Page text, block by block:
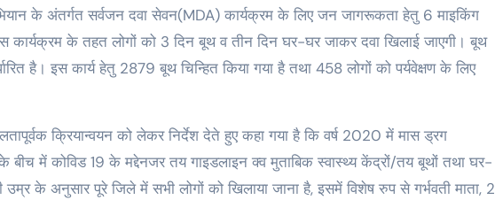
अभियान के अंतर्गत सर्वजन दवा सेवन(MDA) कार्यक्रम के लिए जन जागरूकता हेतु 6 माइकिंग
कार्यक्रम के तहत लोगों को 3 दिन बूथ व तीन दिन घर-घर जाकर दवा खिलाई जाएगी। बूथ
है। इस कार्य हेतु 2879 बूथ चिन्हित किया गया है तथा 458 लोगों को पर्यवेक्षण के लिए
क्रियान्वयन को लेकर निर्देश देते हुए कहा गया है कि वर्ष 2020 में मास ड्रग
में कोविड 19 के मद्देनजर तय गाइडलाइन क्व मुताबिक स्वास्थ्य केंद्रों/तय बूथों तथा घर-
के अनुसार पूरे जिले में सभी लोगों को खिलाया जाना है, इसमें विशेष रुप से गर्भवती माता, 2